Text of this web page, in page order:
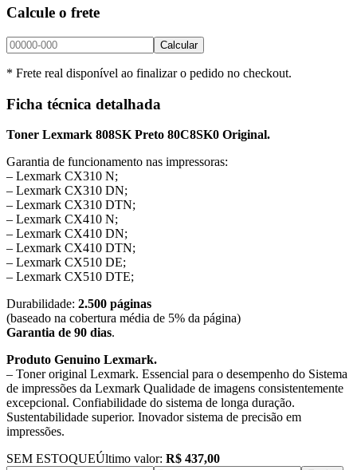
Calcule o frete
Calcular
* Frete real disponível ao finalizar o pedido no checkout.
Ficha técnica detalhada
Toner Lexmark 808SK Preto 80C8SK0 Original.
Garantia de funcionamento nas impressoras:
– Lexmark CX310 N;
– Lexmark CX310 DN;
– Lexmark CX310 DTN;
– Lexmark CX410 N;
– Lexmark CX410 DN;
– Lexmark CX410 DTN;
– Lexmark CX510 DE;
– Lexmark CX510 DTE;
Durabilidade: 2.500 páginas
(baseado na cobertura média de 5% da página)
Garantia de 90 dias.
Produto Genuino Lexmark.
– Toner original Lexmark. Essencial para o desempenho do Sistema
de impressões da Lexmark Qualidade de imagens consistentemente
excepcional. Confiabilidade do sistema de longa duração.
Sustentabilidade superior. Inovador sistema de precisão em
impressões.
SEM ESTOQUEÚltimo valor: R$ 437,00